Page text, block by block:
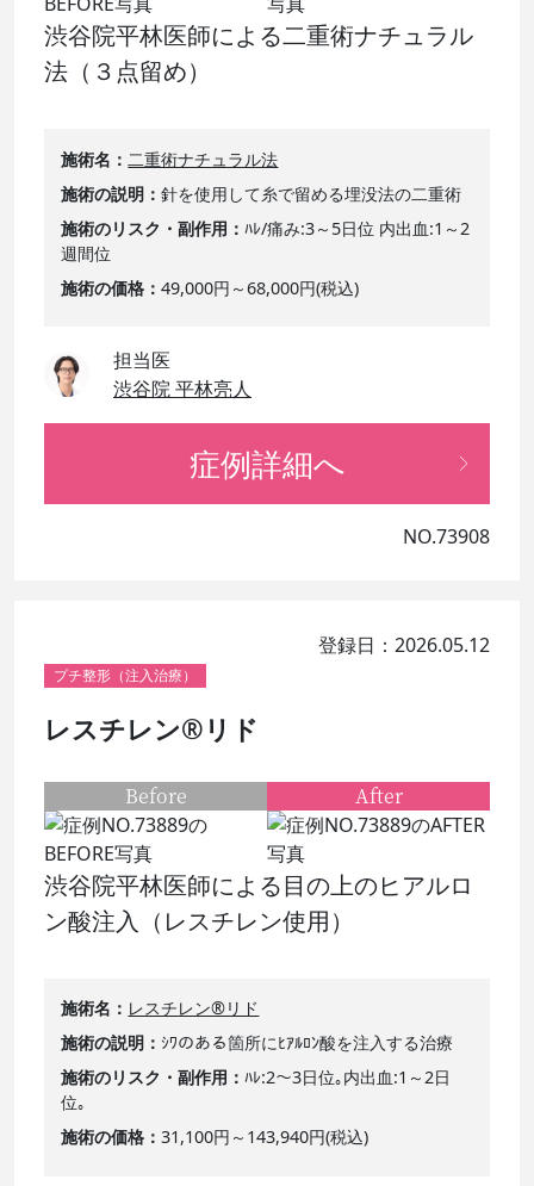
渋谷院平林医師による二重術ナチュラル
法（３点留め）
施術名
二重術ナチュラル法
施術の説明
針を使用して糸で留める埋没法の二重術
施術のリスク・副作用
ﾊﾚ/痛み:3～5日位 内出血:1～2
週間位
施術の価格
49,000円～68,000円(税込)
担当医
渋谷院 平林亮人
症例詳細へ
NO.73908
登録日：2026.05.12
プチ整形（注入治療）
レスチレン®リド
渋谷院平林医師による目の上のヒアルロ
ン酸注入（レスチレン使用）
施術名
レスチレン®リド
施術の説明
ｼﾜのある箇所にﾋｱﾙﾛﾝ酸を注入する治療
施術のリスク・副作用
ﾊﾚ:2～3日位｡内出血:1～2日
位｡
施術の価格
31,100円～143,940円(税込)
Before After